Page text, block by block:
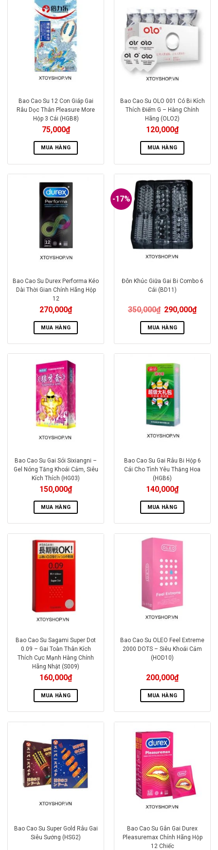
Bao Cao Su 12 Con Giáp Gai
Râu Dọc Thân Pleasure More
Hộp 3 Cái (HGB8)
75,000₫
MUA HÀNG
Bao Cao Su OLO 001 Có Bi Kích
Thích Điểm G – Hàng Chính
Hãng (OLO2)
120,000₫
MUA HÀNG
Bao Cao Su Durex Performa Kéo
Dài Thời Gian Chính Hãng Hộp
12
270,000₫
MUA HÀNG
-17%
Đôn Khúc Giữa Gai Bi Combo 6
Cái (BD11)
350,000₫ 290,000₫
MUA HÀNG
Bao Cao Su Gai Sói Sixiangni –
Gel Nóng Tăng Khoái Cảm, Siêu
Kích Thích (HG03)
150,000₫
MUA HÀNG
Bao Cao Su Gai Râu Bi Hộp 6
Cái Cho Tình Yêu Thăng Hoa
(HGB6)
140,000₫
MUA HÀNG
Bao Cao Su Sagami Super Dot
0.09 – Gai Toàn Thân Kích
Thích Cực Mạnh Hàng Chính
Hãng Nhật (S009)
160,000₫
MUA HÀNG
Bao Cao Su OLEO Feel Extreme
2000 DOTS – Siêu Khoái Cảm
(HOD10)
200,000₫
MUA HÀNG
Bao Cao Su Super Gold Râu Gai
Siêu Sướng (HSG2)
Bao Cao Su Gân Gai Durex
Pleasuremax Chính Hãng Hộp
12 Chiếc